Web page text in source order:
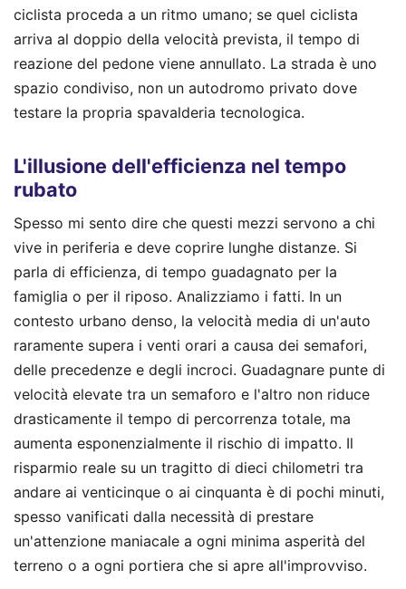
ciclista proceda a un ritmo umano; se quel ciclista
arriva al doppio della velocità prevista, il tempo di
reazione del pedone viene annullato. La strada è uno
spazio condiviso, non un autodromo privato dove
testare la propria spavalderia tecnologica.
L'illusione dell'efficienza nel tempo
rubato
Spesso mi sento dire che questi mezzi servono a chi
vive in periferia e deve coprire lunghe distanze. Si
parla di efficienza, di tempo guadagnato per la
famiglia o per il riposo. Analizziamo i fatti. In un
contesto urbano denso, la velocità media di un'auto
raramente supera i venti orari a causa dei semafori,
delle precedenze e degli incroci. Guadagnare punte di
velocità elevate tra un semaforo e l'altro non riduce
drasticamente il tempo di percorrenza totale, ma
aumenta esponenzialmente il rischio di impatto. Il
risparmio reale su un tragitto di dieci chilometri tra
andare ai venticinque o ai cinquanta è di pochi minuti,
spesso vanificati dalla necessità di prestare
un'attenzione maniacale a ogni minima asperità del
terreno o a ogni portiera che si apre all'improvviso.